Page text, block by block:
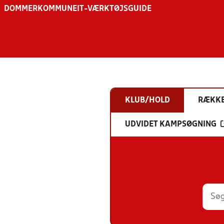
DOMMER KOMMUNE IT-VÆRKTØJSGUIDE
KLUB/HOLD
UDVIDET KAMPSØGNING